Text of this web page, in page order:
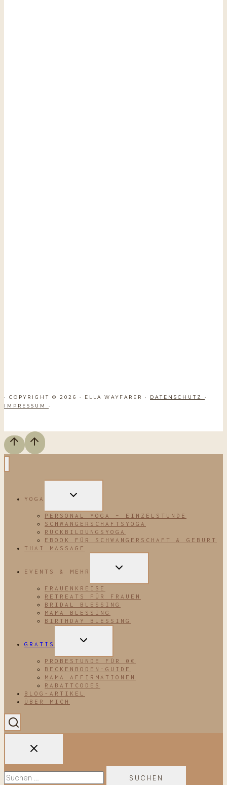
· COPYRIGHT © 2026 · ELLA WAYFARER · DATENSCHUTZ ·
IMPRESSUM ·
YOGA
UNTERMENÜ
PERSONAL YOGA – EINZELSTUNDE
SCHWANGERSCHAFTSYOGA
RÜCKBILDUNGSYOGA
EBOOK FÜR SCHWANGERSCHAFT & GEBURT
THAI MASSAGE
EVENTS & MEHR
UNTERMENÜ
FRAUENKREISE
RETREATS FÜR FRAUEN
BRIDAL BLESSING
MAMA BLESSING
BIRTHDAY BLESSING
GRATIS
UNTERMENÜ
PROBESTUNDE FÜR 0€
BECKENBODEN-GUIDE
MAMA AFFIRMATIONEN
RABATTCODES
BLOG-ARTIKEL
ÜBER MICH
Suchen